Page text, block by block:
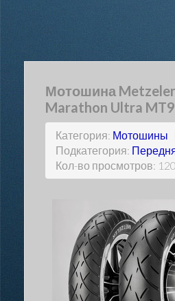
Мотошина Metzeler
Marathon Ultra
Категория: Мотошины
Подкатегория:
Кол-во просмотров: